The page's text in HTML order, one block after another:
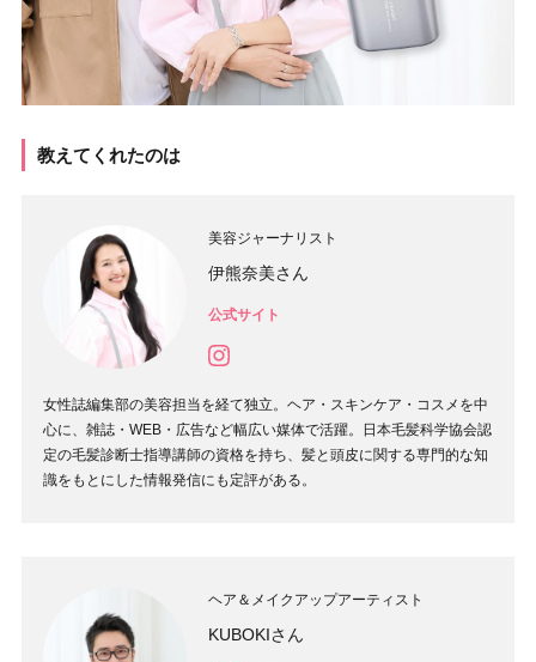
教えてくれたのは
美容ジャーナリスト
伊熊奈美さん
公式サイト
女性誌編集部の美容担当を経て独立。ヘア・スキンケア・コスメを中
心に、雑誌・WEB・広告など幅広い媒体で活躍。日本毛髪科学協会認
定の毛髪診断士指導講師の資格を持ち、髪と頭皮に関する専門的な知
識をもとにした情報発信にも定評がある。
ヘア＆メイクアップアーティスト
KUBOKIさん